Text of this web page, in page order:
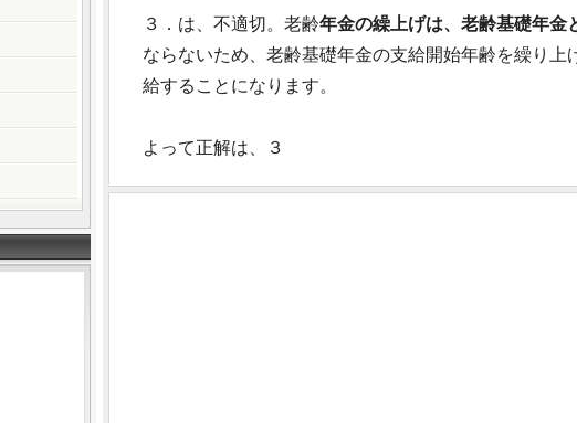
３．は、不適切。老齢年金の繰上げは、老齢基礎年金
ならないため、老齢基礎年金の支給開始年齢を繰り
給することになります。
よって正解は、３